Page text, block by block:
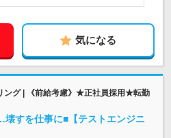
気になる
ング | 《前給考慮》★正社員採用★転勤
壊すを仕事に■【テストエンジニ